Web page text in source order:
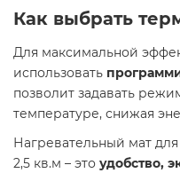
Как выбрать
Для максимальной
использовать
позволит задавать
температуре, снижая
Нагревательный мат
2,5 кв.м – это удобство,